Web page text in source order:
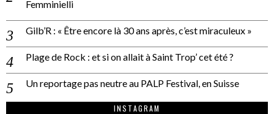
Femminielli
Gilb’R : « Être encore là 30 ans après, c’est miraculeux »
Plage de Rock : et si on allait à Saint Trop’ cet été ?
Un reportage pas neutre au PALP Festival, en Suisse
INSTAGRAM